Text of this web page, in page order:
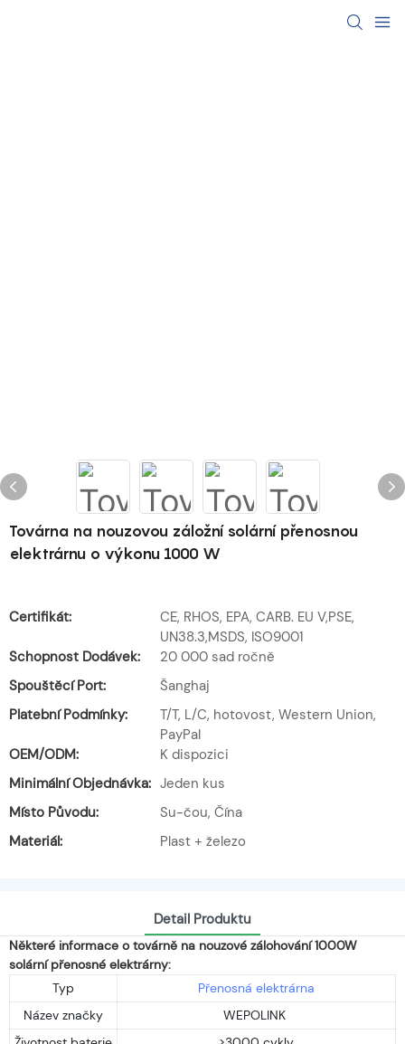
Továrna na nouzovou záložní solární přenosnou
elektrárnu o výkonu 1000 W
Certifikát:
CE, RHOS, EPA, CARB. EU V,PSE,
UN38.3,MSDS, ISO9001
Schopnost Dodávek:
20 000 sad ročně
Spouštěcí Port:
Šanghaj
Platební Podmínky:
T/T, L/C, hotovost, Western Union,
PayPal
OEM/ODM:
K dispozici
Minimální Objednávka: Jeden kus
Místo Původu:
Su-čou, Čína
Materiál:
Plast + železo
Detail Produktu
Některé informace o továrně na nouzové zálohování 1000W
solární přenosné elektrárny:
Typ
Přenosná elektrárna
Název značky
WEPOLINK